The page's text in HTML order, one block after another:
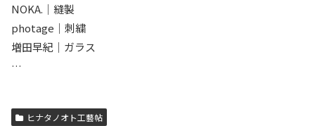
NOKA.｜縫製
photage｜刺繍
増田早紀｜ガラス
…
ヒナタノオト工藝帖